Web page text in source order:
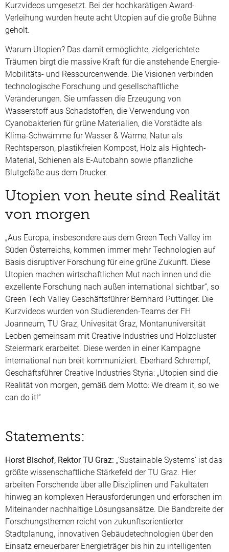
Kurzvideos umgesetzt. Bei der hochkarätigen Award-
Verleihung wurden heute acht Utopien auf die große Bühne
geholt.
Warum Utopien? Das damit ermöglichte, zielgerichtete
Träumen birgt die massive Kraft für die anstehende Energie-
Mobilitäts- und Ressourcenwende. Die Visionen verbinden
technologische Forschung und gesellschaftliche
Veränderungen. Sie umfassen die Erzeugung von
Wasserstoff aus Schadstoffen, die Verwendung von
Cyanobakterien für grüne Materialien, die Vorstädte als
Klima-Schwämme für Wasser & Wärme, Natur als
Rechtsperson, plastikfreien Kompost, Holz als Hightech-
Material, Schienen als E-Autobahn sowie pflanzliche
Blutgefäße aus dem Drucker.
Utopien von heute sind Realität
von morgen
„Aus Europa, insbesondere aus dem Green Tech Valley im
Süden Österreichs, kommen immer mehr Technologien auf
Basis disruptiver Forschung für eine grüne Zukunft. Diese
Utopien machen wirtschaftlichen Mut nach innen und die
exzellente Forschung nach außen international sichtbar“, so
Green Tech Valley Geschäftsführer Bernhard Puttinger. Die
Kurzvideos wurden von Studierenden-Teams der FH
Joanneum, TU Graz, Univesität Graz, Montanuniversität
Leoben gemeinsam mit Creative Industries und Holzcluster
Steiermark erarbeitet. Diese werden in einer Kampagne
international nun breit kommuniziert. Eberhard Schrempf,
Geschäftsführer Creative Industries Styria: „Utopien sind die
Realität von morgen, gemäß dem Motto: We dream it, so we
can do it!“
Statements:
Horst Bischof, Rektor TU Graz: „‘Sustainable Systems‘ ist das
größte wissenschaftliche Stärkefeld der TU Graz. Hier
arbeiten Forschende über alle Disziplinen und Fakultäten
hinweg an komplexen Herausforderungen und erforschen im
Miteinander nachhaltige Lösungsansätze. Die Bandbreite der
Forschungsthemen reicht von zukunftsorientierter
Stadtplanung, innovativen Gebäudetechnologien über den
Einsatz erneuerbarer Energieträger bis hin zu intelligenten